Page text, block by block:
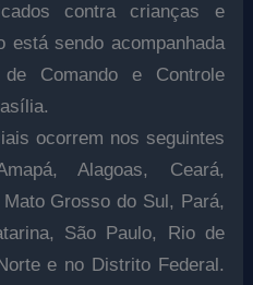
contra crianças e
está sendo acompanhada
Comando e Controle
ocorrem nos seguintes
Alagoas, Ceará,
Grosso do Sul, Pará,
São Paulo, Rio de
e no Distrito Federal.